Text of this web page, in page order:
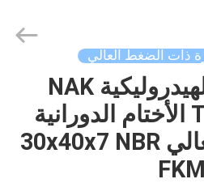
ذات الضغط العالي
المحركات الهيدروليكية NAK
TCN1 TCN11 الأختام الدورانية
ذات الضغط العالي 30x40x7 NBR
FKM